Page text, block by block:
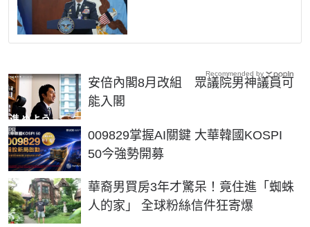
安倍內閣8月改組 眾議院男神議員可
能入閣
009829掌握AI關鍵 大華韓國KOSPI
50今強勢開募
PR
華裔男買房3年才驚呆！竟住進「蜘蛛
人的家」 全球粉絲信件狂寄爆
Recommended by